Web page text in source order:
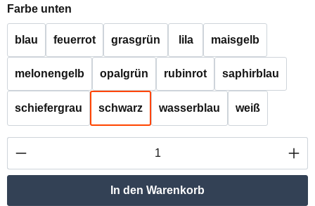
Farbe unten
blau feuerrot grasgrün lila maisgelb
melonengelb opalgrün rubinrot saphirblau
schiefergrau schwarz wasserblau weiß
Produkt Anzahl: Gib den gewünschten
In den Warenkorb